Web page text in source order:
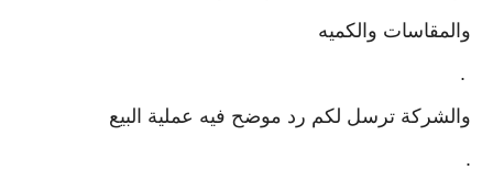
والمقاسات والكميه
.
والشركة ترسل لكم رد موضح فيه عملية البيع
.